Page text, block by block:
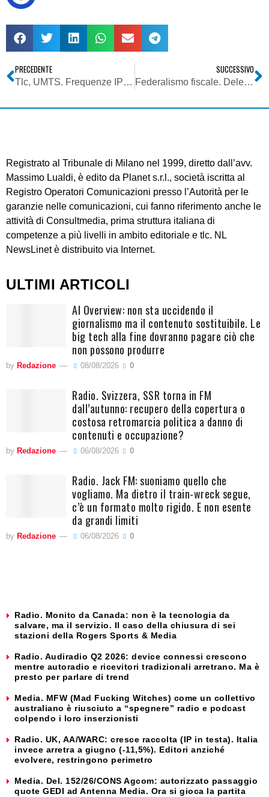
PRECEDENTE
Tlc, UMTS. Frequenze IPSE: ammessi quattro operatori, uno con riserva
SUCCESSIVO
Federalismo fiscale. Delega al governo
Registrato al Tribunale di Milano nel 1999, diretto dall’avv.
Massimo Lualdi, è edito da Planet s.r.l., società iscritta al
Registro Operatori Comunicazioni presso l’Autorità per le
garanzie nelle comunicazioni, cui fanno riferimento anche le
attività di Consultmedia, prima struttura italiana di
competenze a più livelli in ambito editoriale e tlc. NL
NewsLinet è distribuito via Internet.
ULTIMI ARTICOLI
AI Overview: non sta uccidendo il
giornalismo ma il contenuto sostituibile. Le
big tech alla fine dovranno pagare ciò che
non possono produrre
by Redazione 08/08/2026 0
Radio. Svizzera, SSR torna in FM
dall’autunno: recupero della copertura o
costosa retromarcia politica a danno di
contenuti e occupazione?
by Redazione 06/08/2026 0
Radio. Jack FM: suoniamo quello che
vogliamo. Ma dietro il train-wreck segue,
c’è un formato molto rigido. E non esente
da grandi limiti
by Redazione 06/08/2026 0
Radio. Monito da Canada: non è la tecnologia da
salvare, ma il servizio. Il caso della chiusura di sei
stazioni della Rogers Sports & Media
Radio. Audiradio Q2 2026: device connessi crescono
mentre autoradio e ricevitori tradizionali arretrano. Ma è
presto per parlare di trend
Media. MFW (Mad Fucking Witches) come un collettivo
australiano è riusciuto a “spegnere” radio e podcast
colpendo i loro inserzionisti
Radio. UK, AA/WARC: cresce raccolta (IP in testa). Italia
invece arretra a giugno (-11,5%). Editori anziché
evolvere, restringono perimetro
Media. Del. 152/26/CONS Agcom: autorizzato passaggio
quote GEDI ad Antenna Media. Ora si gioca la partita